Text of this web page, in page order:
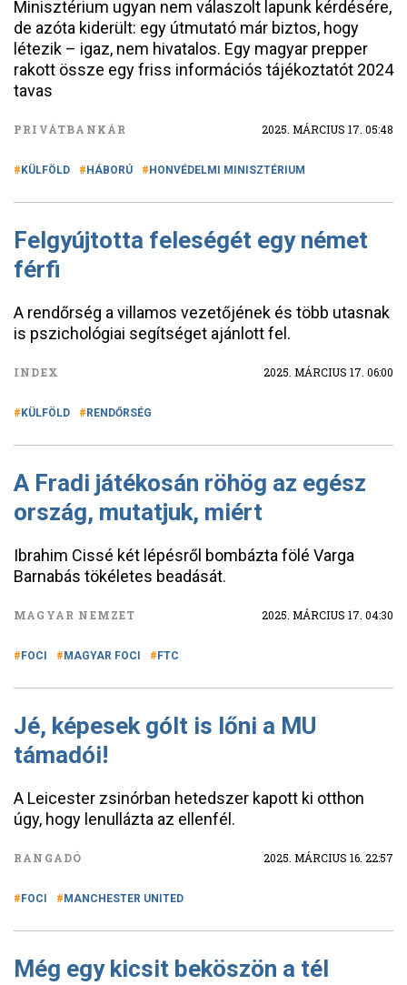
Minisztérium ugyan nem válaszolt lapunk kérdésére,
de azóta kiderült: egy útmutató már biztos, hogy
létezik – igaz, nem hivatalos. Egy magyar prepper
rakott össze egy friss információs tájékoztatót 2024
tavas
PRIVÁTBANKÁR 2025. MÁRCIUS 17. 05:48
KÜLFÖLD HÁBORÚ HONVÉDELMI MINISZTÉRIUM
Felgyújtotta feleségét egy német
férfi
A rendőrség a villamos vezetőjének és több utasnak
is pszichológiai segítséget ajánlott fel.
INDEX 2025. MÁRCIUS 17. 06:00
KÜLFÖLD RENDŐRSÉG
A Fradi játékosán röhög az egész
ország, mutatjuk, miért
Ibrahim Cissé két lépésről bombázta fölé Varga
Barnabás tökéletes beadását.
MAGYAR NEMZET 2025. MÁRCIUS 17. 04:30
FOCI MAGYAR FOCI FTC
Jé, képesek gólt is lőni a MU
támadói!
A Leicester zsinórban hetedszer kapott ki otthon
úgy, hogy lenullázta az ellenfél.
RANGADÓ 2025. MÁRCIUS 16. 22:57
FOCI MANCHESTER UNITED
Még egy kicsit beköszön a tél